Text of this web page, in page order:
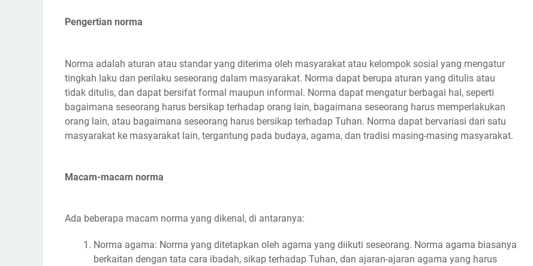
Pengertian norma
Norma adalah aturan atau standar yang diterima oleh masyarakat atau kelompok sosial yang mengatur
tingkah laku dan perilaku seseorang dalam masyarakat. Norma dapat berupa aturan yang ditulis atau
tidak ditulis, dan dapat bersifat formal maupun informal. Norma dapat mengatur berbagai hal, seperti
bagaimana seseorang harus bersikap terhadap orang lain, bagaimana seseorang harus memperlakukan
orang lain, atau bagaimana seseorang harus bersikap terhadap Tuhan. Norma dapat bervariasi dari satu
masyarakat ke masyarakat lain, tergantung pada budaya, agama, dan tradisi masing-masing masyarakat.
Macam-macam norma
Ada beberapa macam norma yang dikenal, di antaranya:
Norma agama: Norma yang ditetapkan oleh agama yang diikuti seseorang. Norma agama biasanya
berkaitan dengan tata cara ibadah, sikap terhadap Tuhan, dan ajaran-ajaran agama yang harus